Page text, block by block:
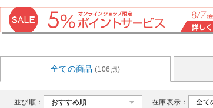
全ての商品 (106点)
並び順： 在庫表示：